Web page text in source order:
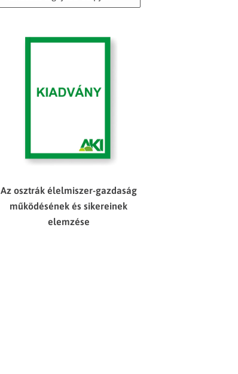
Az osztrák élelmiszer-gazdaság
működésének és sikereinek
elemzése